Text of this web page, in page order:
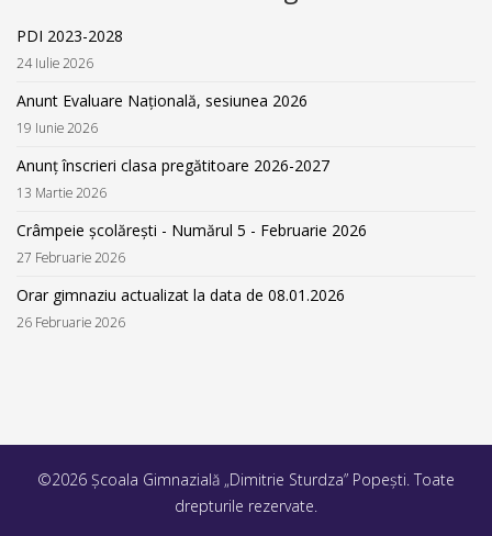
PDI 2023-2028
24 Iulie 2026
Anunt Evaluare Națională, sesiunea 2026
19 Iunie 2026
Anunț înscrieri clasa pregătitoare 2026-2027
13 Martie 2026
Crâmpeie școlărești - Numărul 5 - Februarie 2026
27 Februarie 2026
Orar gimnaziu actualizat la data de 08.01.2026
26 Februarie 2026
©2026 Școala Gimnazială „Dimitrie Sturdza” Popești. Toate
drepturile rezervate.